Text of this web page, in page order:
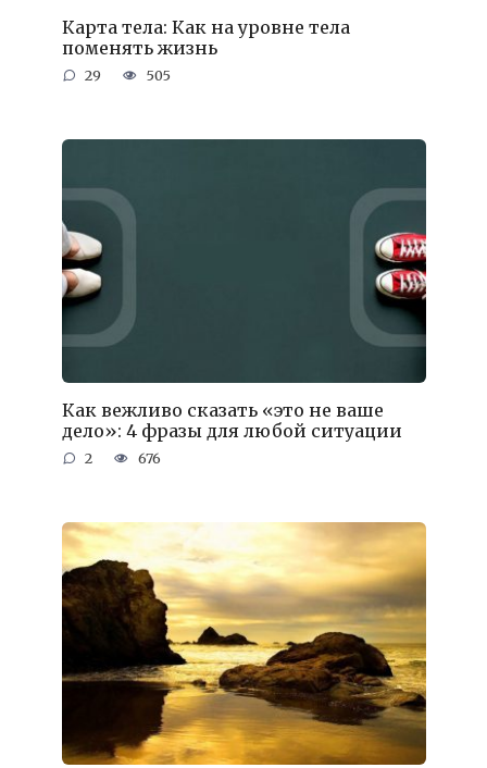
Карта тела: Как на уровне тела
поменять жизнь
29 505
Как вежливо сказать «это не ваше
дело»: 4 фразы для любой ситуации
2 676